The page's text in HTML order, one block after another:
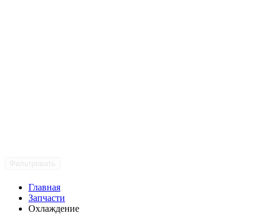
Главная
Запчасти
Охлаждение